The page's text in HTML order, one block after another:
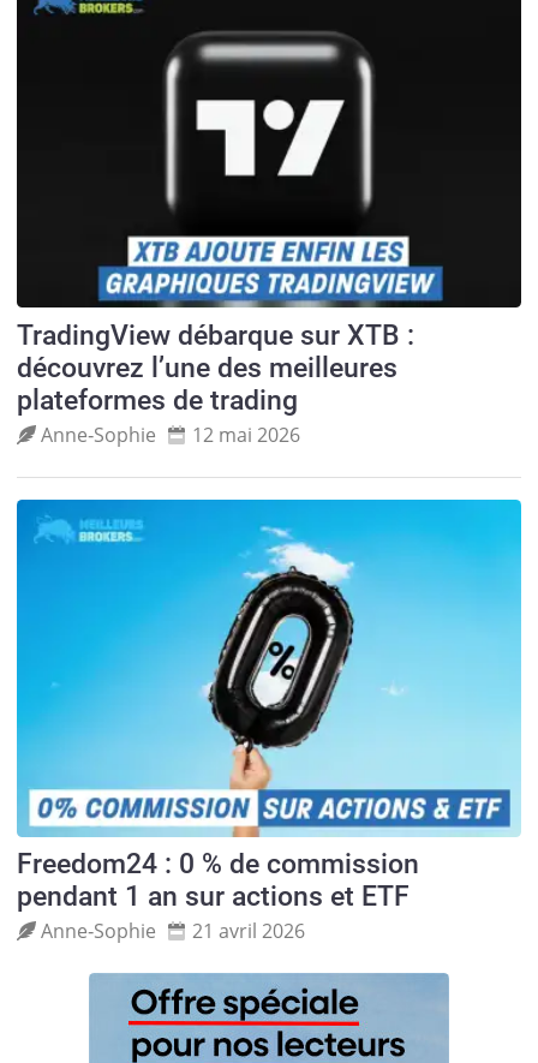
TradingView débarque sur XTB :
découvrez l’une des meilleures
plateformes de trading
Anne‑Sophie 12 mai 2026
Freedom24 : 0 % de commission
pendant 1 an sur actions et ETF
Anne‑Sophie 21 avril 2026